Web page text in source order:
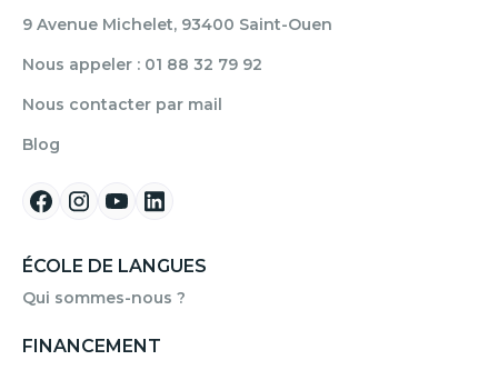
9 Avenue Michelet, 93400 Saint-Ouen
Nous appeler : 01 88 32 79 92
Nous contacter par mail
Blog
ÉCOLE DE LANGUES
Qui sommes-nous ?
FINANCEMENT